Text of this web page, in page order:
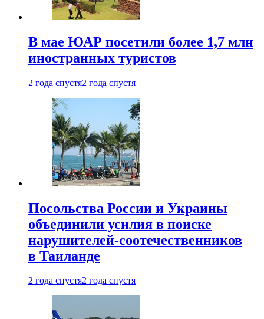
В мае ЮАР посетили более 1,7 млн
иностранных туристов
2 года спустя2 года спустя
Посольства России и Украины
объединили усилия в поиске
нарушителей-соотечественников
в Таиланде
2 года спустя2 года спустя